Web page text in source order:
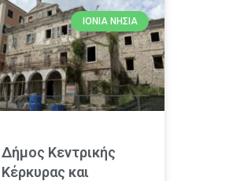
ΙΌΝΙΑ ΝΗΣΙΆ
Δήμος Κεντρικής
Κέρκυρας και